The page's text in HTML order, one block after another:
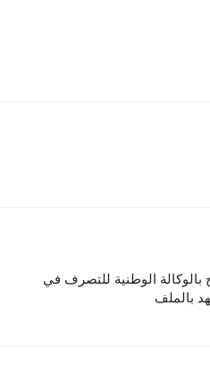
الوطنية للتصرف في
بالملف